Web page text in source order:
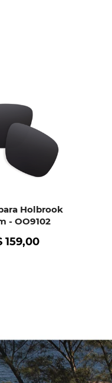
Holbrook
- OO9102
159,00